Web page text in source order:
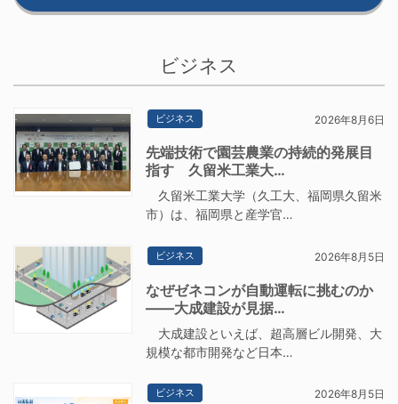
ビジネス
ビジネス 2026年8月6日
先端技術で園芸農業の持続的発展目
指す 久留米工業大…
久留米工業大学（久工大、福岡県久留米
市）は、福岡県と産学官…
ビジネス 2026年8月5日
なぜゼネコンが自動運転に挑むのか
――大成建設が見据…
大成建設といえば、超高層ビル開発、大
規模な都市開発など日本…
ビジネス 2026年8月5日